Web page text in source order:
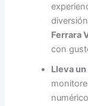
Ferrara
con
Lleva